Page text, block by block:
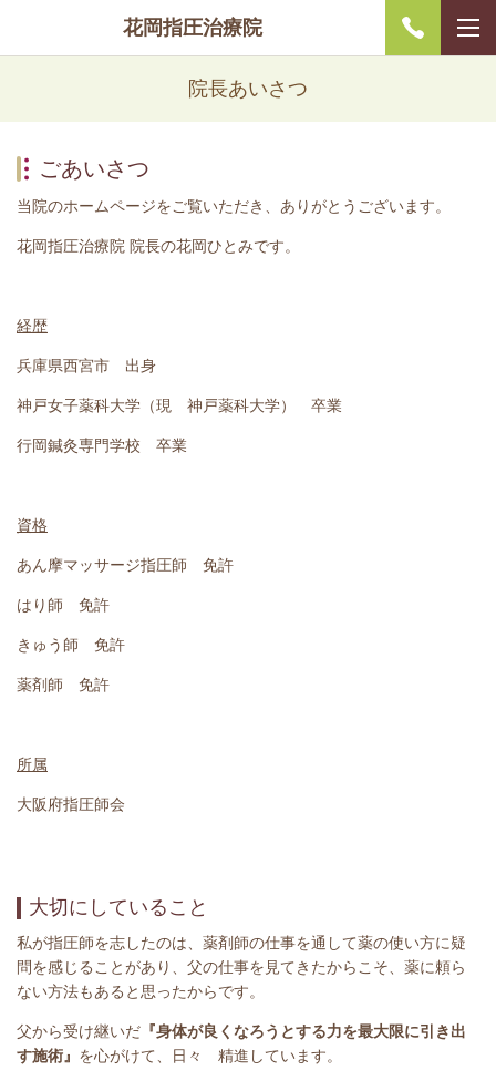
花岡指圧治療院
院長あいさつ
ごあいさつ
当院のホームページをご覧いただき、ありがとうございます。
花岡指圧治療院 院長の花岡ひとみです。
経歴
兵庫県西宮市 出身
神戸女子薬科大学（現 神戸薬科大学） 卒業
行岡鍼灸専門学校 卒業
資格
あん摩マッサージ指圧師 免許
はり師 免許
きゅう師 免許
薬剤師 免許
所属
大阪府指圧師会
大切にしていること
私が指圧師を志したのは、薬剤師の仕事を通して薬の使い方に疑
問を感じることがあり、父の仕事を見てきたからこそ、薬に頼ら
ない方法もあると思ったからです。
父から受け継いだ 『身体が良くなろうとする力を最大限に引き出
す施術』 を心がけて、日々 精進しています。